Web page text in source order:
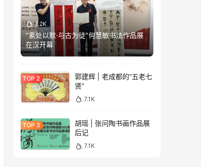
7.2K
“素处以默·与古为徒”何慧敏书法作品展
在汉开幕
郭建辉 | 老成都的“五老七
贤”
7.1K
胡瑶 | 张问陶书画作品展
后记
7.1K